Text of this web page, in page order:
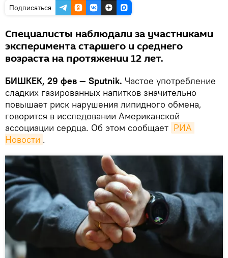
Подписаться
Специалисты наблюдали за участниками
эксперимента старшего и среднего
возраста на протяжении 12 лет.
БИШКЕК, 29 фев — Sputnik. Частое употребление
сладких газированных напитков значительно
повышает риск нарушения липидного обмена,
говорится в исследовании Американской
ассоциации сердца. Об этом сообщает РИА
Новости .